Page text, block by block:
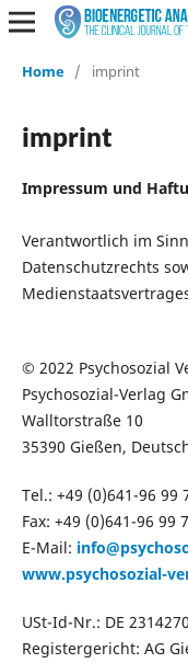
Home / imprint
imprint
Impressum und
Verantwortlich im
Datenschutzrechts
© 2022 Psychosozial
Psychosozial-Verlag
Walltorstraße 10
35390 Gießen,
Tel.: +49 (0)641-96 99
Fax: +49 (0)641-96 99
E-Mail:
www.psychosozial-
USt-Id-Nr.: DE
Registergericht: AG